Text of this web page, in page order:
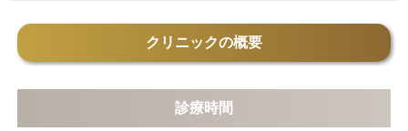
クリニックの概要
診療時間